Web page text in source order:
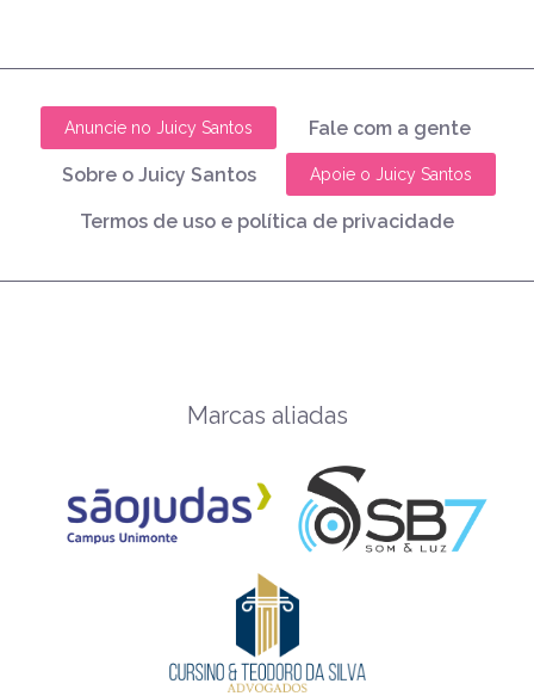
Anuncie no Juicy Santos Fale com a gente
Sobre o Juicy Santos Apoie o Juicy Santos
Termos de uso e política de privacidade
Marcas aliadas